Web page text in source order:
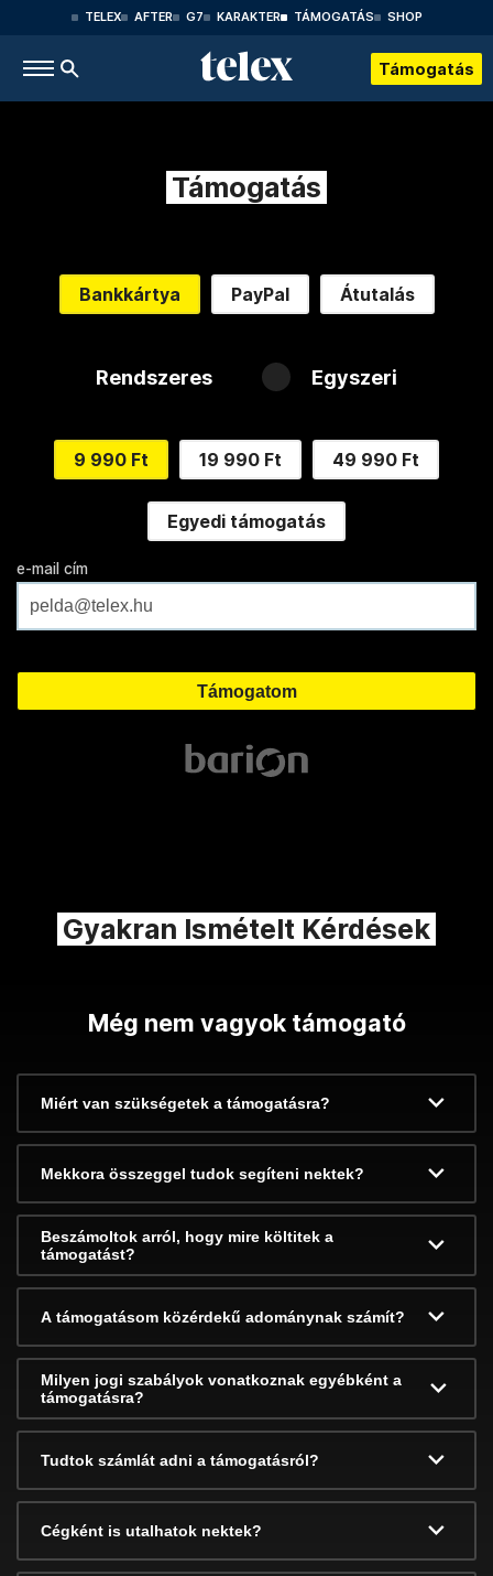
TELEX AFTER G7 KARAKTER TÁMOGATÁS SHOP
Támogatás
Támogatás
Bankkártya PayPal Átutalás
Rendszeres Egyszeri
9 990 Ft 19 990 Ft 49 990 Ft
Egyedi támogatás
e-mail cím
Gyakran Ismételt Kérdések
Még nem vagyok támogató
Miért van szükségetek a támogatásra?
Mekkora összeggel tudok segíteni nektek?
Beszámoltok arról, hogy mire költitek a
támogatást?
A támogatásom közérdekű adománynak számít?
Milyen jogi szabályok vonatkoznak egyébként a
támogatásra?
Tudtok számlát adni a támogatásról?
Cégként is utalhatok nektek?